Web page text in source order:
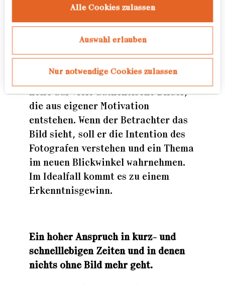
Alle Cookies zulassen
Auswahl erlauben
Nur notwendige Cookies zulassen
dem Award verbinden?
Glaubwürdigkeit ist ein hohes Gut.
Kopfgeburten draußen lassen. Ich
hoffe auf viele authentische Bilder,
die aus eigener Motivation
entstehen. Wenn der Betrachter das
Bild sieht, soll er die Intention des
Fotografen verstehen und ein Thema
im neuen Blickwinkel wahrnehmen.
Im Idealfall kommt es zu einem
Erkenntnisgewinn.
Ein hoher Anspruch in kurz- und
schnelllebigen Zeiten und in denen
nichts ohne Bild mehr geht.